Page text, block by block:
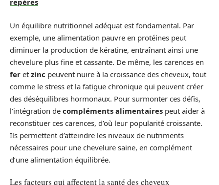
repères
Un équilibre nutritionnel adéquat est fondamental. Par
exemple, une alimentation pauvre en protéines peut
diminuer la production de kératine, entraînant ainsi une
chevelure plus fine et cassante. De même, les carences en
fer et zinc peuvent nuire à la croissance des cheveux, tout
comme le stress et la fatigue chronique qui peuvent créer
des déséquilibres hormonaux. Pour surmonter ces défis,
l’intégration de compléments alimentaires peut aider à
reconstituer ces carences, d’où leur popularité croissante.
Ils permettent d’atteindre les niveaux de nutriments
nécessaires pour une chevelure saine, en complément
d’une alimentation équilibrée.
Les facteurs qui affectent la santé des cheveux